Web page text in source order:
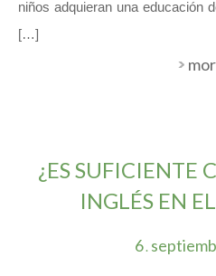
niños adquieran una educación
[…]
¿ES SUFICIENTE
INGLÉS EN
6.